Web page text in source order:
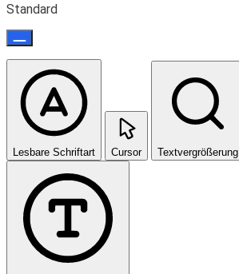
Standard
Lesbare Schriftart Cursor Textvergrößerung